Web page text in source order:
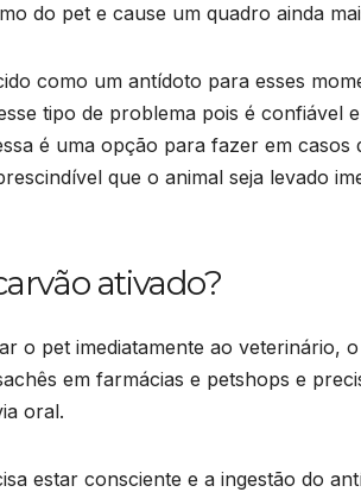
do pet e cause um quadro ainda
como um antídoto para esses
tipo de problema pois é confiável
é uma opção para fazer em casos
que o animal seja levado
ativado?
o pet imediatamente ao veterinário,
em farmácias e petshops e
oral.
estar consciente e a ingestão do